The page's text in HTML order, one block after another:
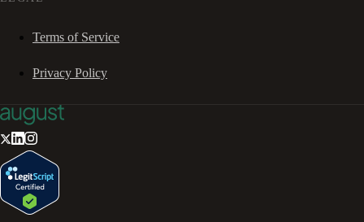
Terms of Service
Privacy Policy